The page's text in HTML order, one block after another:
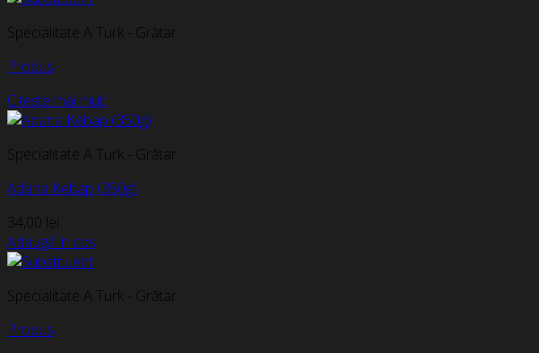
Specialitate A Turk - Grătar
Produs
Citește mai mult
Specialitate A Turk - Grătar
Adana Kebap (350g)
34,00 lei
Adaugă în coș
Specialitate A Turk - Grătar
Produs